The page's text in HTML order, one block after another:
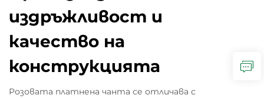
издръжливост и
качество на
конструкцията
Розовата платнена чанта се отличава с